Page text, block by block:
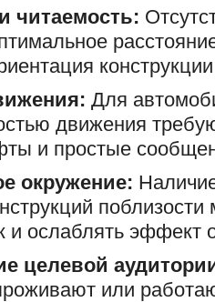
читаемость:
Для
движения
и простые
окружение:
поблизости
и ослаблять
целевой
или